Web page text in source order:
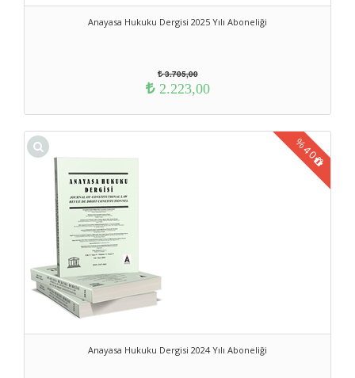
Anayasa Hukuku Dergisi 2025 Yılı Aboneliği
3.705,00
2.223,00
Anayasa Hukuku Dergisi 2024 Yılı Aboneliği
%40